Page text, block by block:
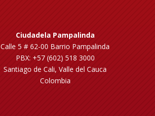
Ciudadela Pampalinda
Calle 5 # 62-00 Barrio Pampalinda
PBX: +57 (602) 518 3000
Santiago de Cali, Valle del Cauca
Colombia